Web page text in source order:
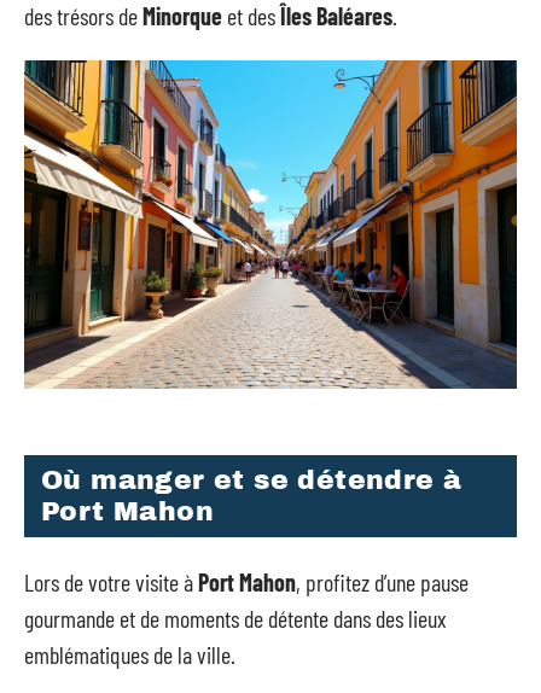
des trésors deMinorque et desÎles Baléares
Où manger et se détendre à
Port Mahon
Lors de votre visite àPort Mahon, profitez d’une pause
gourmande et de moments de détente dans des lieux
emblématiques de la ville.